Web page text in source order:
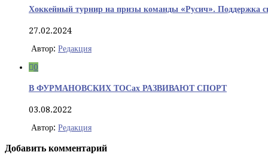
Хоккейный турнир на призы команды «Русич». Поддержка
27.02.2024
Автор: Редакция
0
В ФУРМАНОВСКИХ ТОСах РАЗВИВАЮТ СПОРТ
03.08.2022
Автор: Редакция
Добавить комментарий